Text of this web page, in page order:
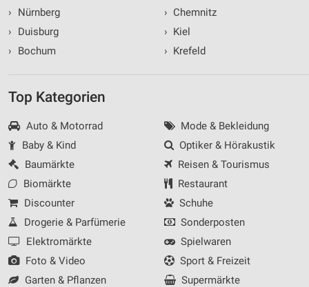
›
Nürnberg
›
Duisburg
›
Bochum
› Chemnitz
› Kiel
› Krefeld
Top Kategorien
Auto & Motorrad
Baby & Kind
Baumärkte
Biomärkte
Discounter
Drogerie & Parfümerie
Elektromärkte
Foto & Video
Garten & Pflanzen
Mode & Bekleidung
Optiker & Hörakustik
Reisen & Tourismus
Restaurant
Schuhe
Sonderposten
Spielwaren
Sport & Freizeit
Supermärkte